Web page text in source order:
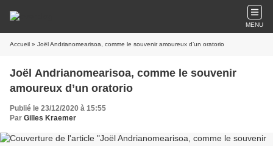
MENU
Accueil » Joël Andrianomearisoa, comme le souvenir amoureux d’un oratorio
Joël Andrianomearisoa, comme le souvenir
amoureux d’un oratorio
Publié le 23/12/2020 à 15:55
Par Gilles Kraemer